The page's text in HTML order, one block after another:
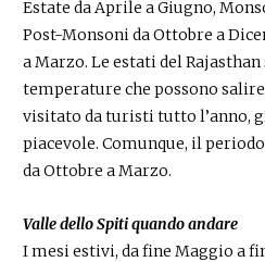
Estate da Aprile a Giugno,
Post-Monsoni da Ottobre a
a Marzo. Le estati del
temperature che possono salire
visitato da turisti tutto l’anno,
piacevole. Comunque, il
da Ottobre a Marzo.
Valle dello Spiti quando andare
I mesi estivi, da fine Maggio a